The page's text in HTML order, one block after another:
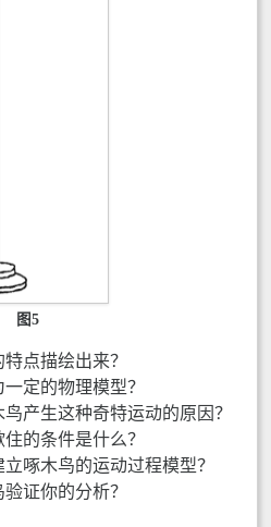
图5
点描绘出来？
定的物理模型？
产生这种奇特运动的原因？
的条件是什么？
啄木鸟的运动过程模型？
证你的分析？